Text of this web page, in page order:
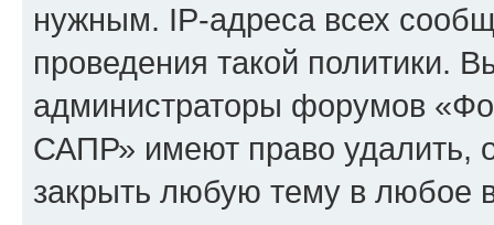
нужным. IP-адреса всех
проведения такой политики.
администраторы форумов
САПР» имеют право удалить,
закрыть любую тему в любое